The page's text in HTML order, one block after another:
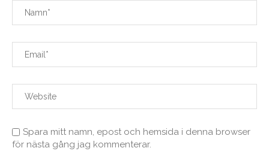
Spara mitt namn, epost och hemsida i denna browser
för nästa gång jag kommenterar.